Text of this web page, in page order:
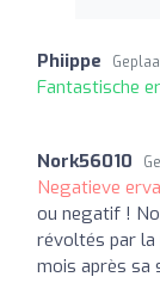
Phiippe
Fantastische
Nork56010
Negatieve
ou negatif !
révoltés par la
mois après sa